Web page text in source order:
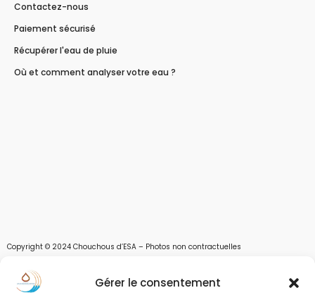
Gérer le consentement
Contactez-nous
Paiement sécurisé
Récupérer l'eau de pluie
Où et comment analyser votre eau ?
Copyright © 2024 Chouchous d’ESA – Photos non contractuelles
Les chouchous d’Esa vous apportent toutes les solutions pour récupérer l’eau de
pluie, et des moyens pour stocker, filtrer, traiter et potabiliser l’eau d’un forage,